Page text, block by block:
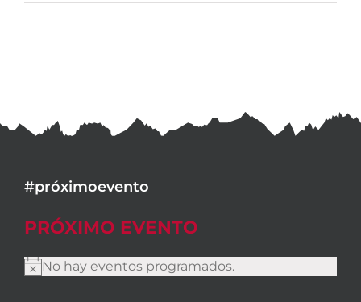
#próximoevento
PRÓXIMO EVENTO
Aviso
No hay eventos programados.